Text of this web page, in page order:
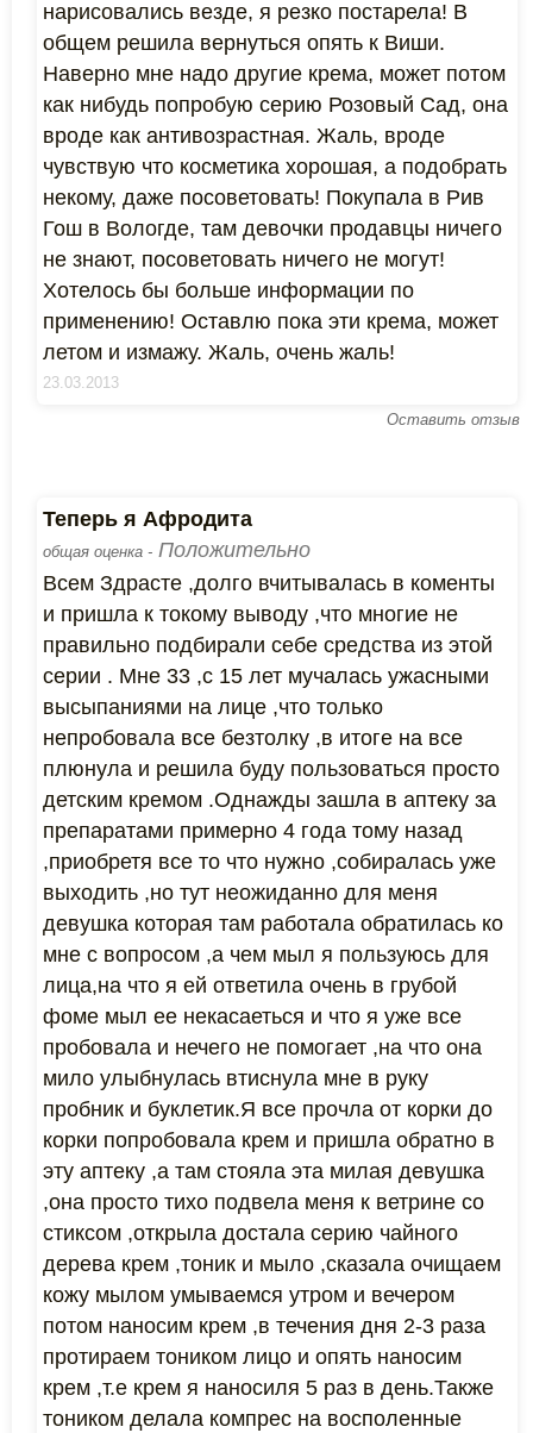
нарисовались везде, я резко постарела! В
общем решила вернуться опять к Виши.
Наверно мне надо другие крема, может потом
как нибудь попробую серию Розовый Сад, она
вроде как антивозрастная. Жаль, вроде
чувствую что косметика хорошая, а подобрать
некому, даже посоветовать! Покупала в Рив
Гош в Вологде, там девочки продавцы ничего
не знают, посоветовать ничего не могут!
Хотелось бы больше информации по
применению! Оставлю пока эти крема, может
летом и измажу. Жаль, очень жаль!
23.03.2013
Оставить отзыв
Теперь я Афродита
общая оценка - Положительно
Всем Здрасте ,долго вчитывалась в коменты
и пришла к токому выводу ,что многие не
правильно подбирали себе средства из этой
серии . Мне 33 ,с 15 лет мучалась ужасными
высыпаниями на лице ,что только
непробовала все безтолку ,в итоге на все
плюнула и решила буду пользоваться просто
детским кремом .Однажды зашла в аптеку за
препаратами примерно 4 года тому назад
,приобретя все то что нужно ,собиралась уже
выходить ,но тут неожиданно для меня
девушка которая там работала обратилась ко
мне с вопросом ,а чем мыл я пользуюсь для
лица,на что я ей ответила очень в грубой
фоме мыл ее некасаеться и что я уже все
пробовала и нечего не помогает ,на что она
мило улыбнулась втиснула мне в руку
пробник и буклетик.Я все прочла от корки до
корки попробовала крем и пришла обратно в
эту аптеку ,а там стояла эта милая девушка
,она просто тихо подвела меня к ветрине со
стиксом ,открыла достала серию чайного
дерева крем ,тоник и мыло ,сказала очищаем
кожу мылом умываемся утром и вечером
потом наносим крем ,в течения дня 2-3 раза
протираем тоником лицо и опять наносим
крем ,т.е крем я наносиля 5 раз в день.Также
тоником делала компрес на восполенные